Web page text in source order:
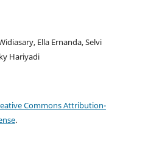
Ella Ernanda, Selvi
Hariyadi
Commons Attribution-
.